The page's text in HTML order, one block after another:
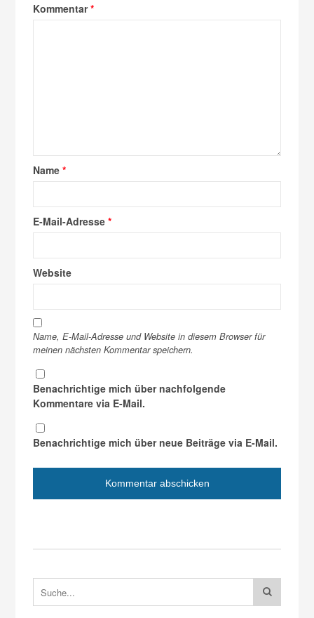
Kommentar*
Name*
E-Mail-Adresse*
Website
Name, E-Mail-Adresse und Website in diesem Browser für
meinen nächsten Kommentar speichern.
Benachrichtige mich über nachfolgende
Kommentare via E-Mail.
Benachrichtige mich über neue Beiträge via E-Mail.